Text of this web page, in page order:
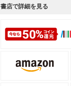
書店で詳細を見る